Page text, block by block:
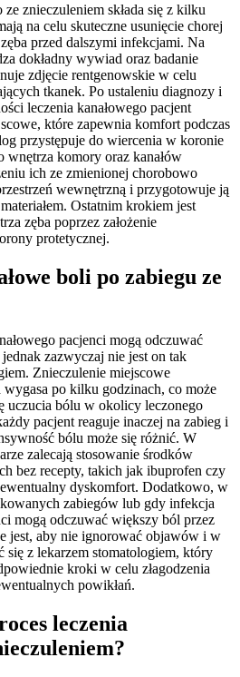
ze znieczuleniem składa się z kilku
na celu skuteczne usunięcie chorej
przed dalszymi infekcjami. Na
dokładny wywiad oraz badanie
zdjęcie rentgenowskie w celu
tkanek. Po ustaleniu diagnozy i
leczenia kanałowego pacjent
które zapewnia komfort podczas
przystępuje do wiercenia w koronie
wnętrza komory oraz kanałów
ich ze zmienionej chorobowo
wewnętrzną i przygotowuje ją
Ostatnim krokiem jest
zęba poprzez założenie
protetycznej.
boli po zabiegu ze
pacjenci mogą odczuwać
zazwyczaj nie jest on tak
Znieczulenie miejscowe
wygasa po kilku godzinach, co może
uczucia bólu w okolicy leczonego
pacjent reaguje inaczej na zabieg i
bólu może się różnić. W
zalecają stosowanie środków
bez recepty, takich jak ibuprofen czy
ewentualny dyskomfort. Dodatkowo, w
zabiegów lub gdy infekcja
mogą odczuwać większy ból przez
jest, aby nie ignorować objawów i w
się z lekarzem stomatologiem, który
kroki w celu złagodzenia
powikłań.
leczenia